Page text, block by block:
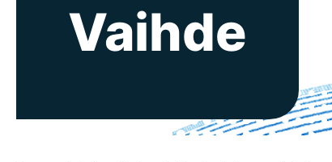
Pohjois-Amerikka
Vaihde